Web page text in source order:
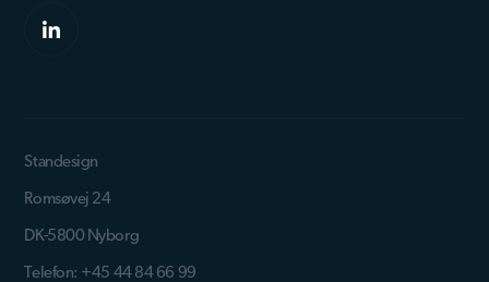
Standesign
Romsøvej 24
DK-5800 Nyborg
Telefon: +45 44 84 66 99